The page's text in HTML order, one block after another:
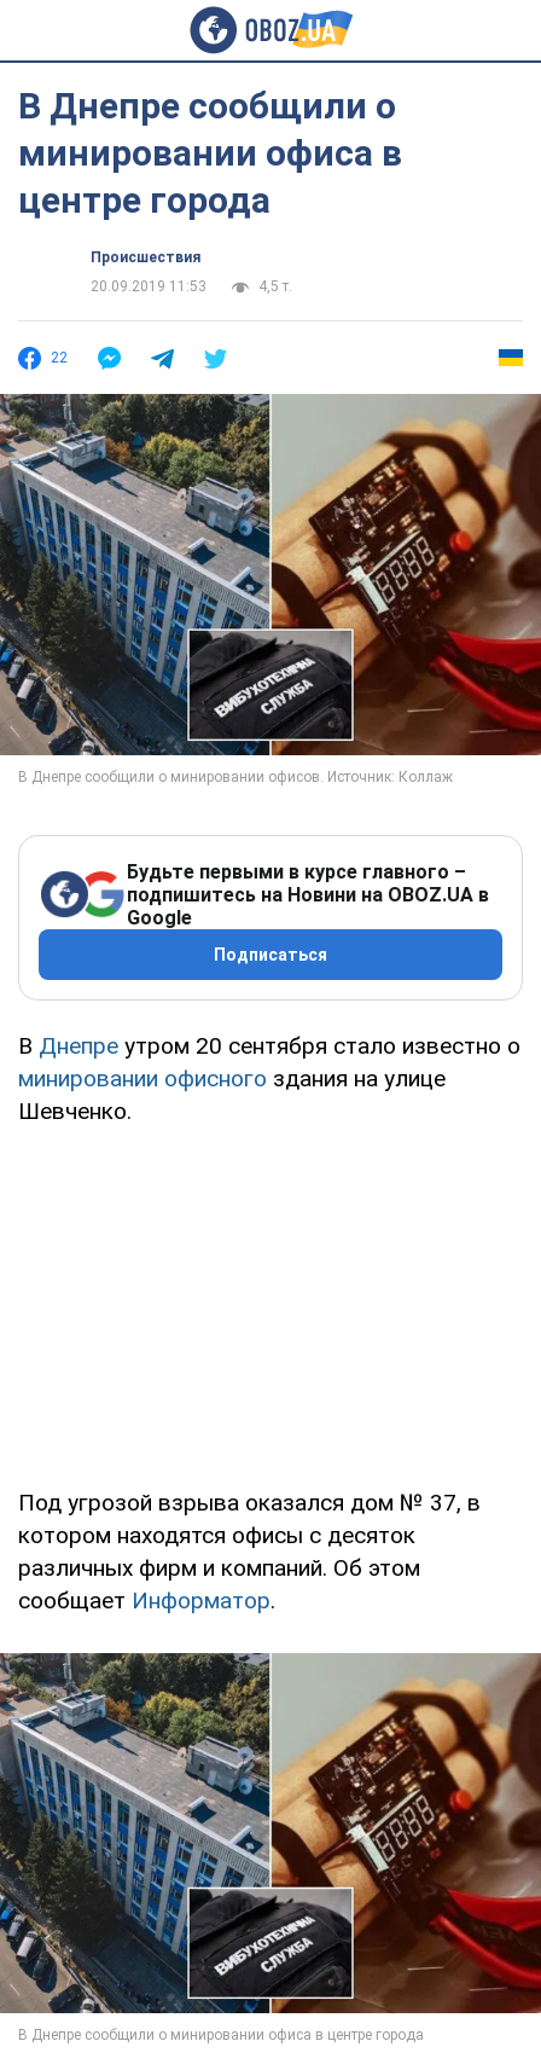
В Днепре сообщили о
минировании офиса в
центре города
Происшествия
20.09.2019 11:53
4,5 т.
22
Будьте первыми в курсе главного –
подпишитесь на Новини на OBOZ.UA в
Google
Подписаться
В Днепре утром 20 сентября стало известно о
минировании офисного здания на улице
Шевченко.
Под угрозой взрыва оказался дом № 37, в
котором находятся офисы с десяток
различных фирм и компаний. Об этом
сообщает Информатор.